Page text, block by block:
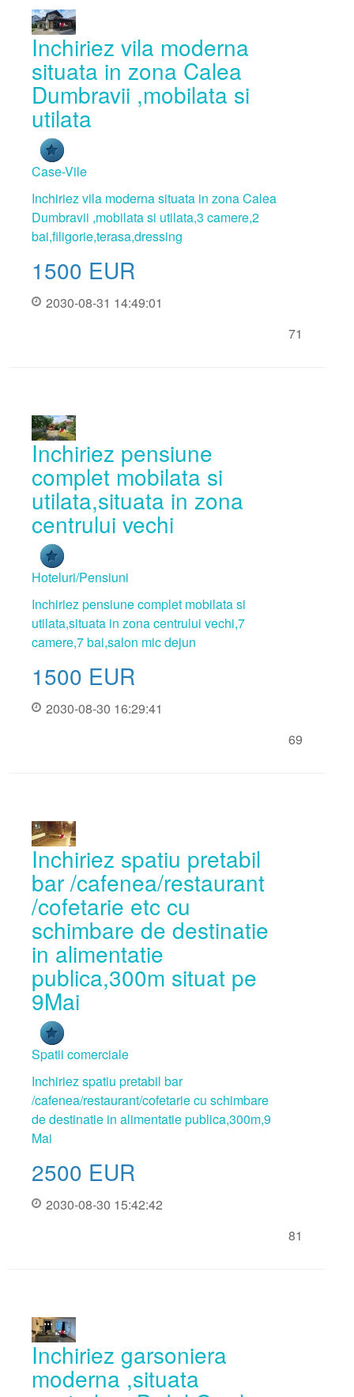
Inchiriez vila moderna
situata in zona Calea
Dumbravii ,mobilata si
utilata
Case-Vile
Inchiriez vila moderna situata in zona Calea
Dumbravii ,mobilata si utilata,3 camere,2
bai,filigorie,terasa,dressing
1500 EUR
2030-08-31 14:49:01
71
Inchiriez pensiune
complet mobilata si
utilata,situata in zona
centrului vechi
Hoteluri/Pensiuni
Inchiriez pensiune complet mobilata si
utilata,situata in zona centrului vechi,7
camere,7 bai,salon mic dejun
1500 EUR
2030-08-30 16:29:41
69
Inchiriez spatiu pretabil
bar /cafenea/restaurant
/cofetarie etc cu
schimbare de destinatie
in alimentatie
publica,300m situat pe
9Mai
Spatii comerciale
Inchiriez spatiu pretabil bar
/cafenea/restaurant/cofetarie cu schimbare
de destinatie in alimentatie publica,300m,9
Mai
2500 EUR
2030-08-30 15:42:42
81
Inchiriez garsoniera
moderna ,situata